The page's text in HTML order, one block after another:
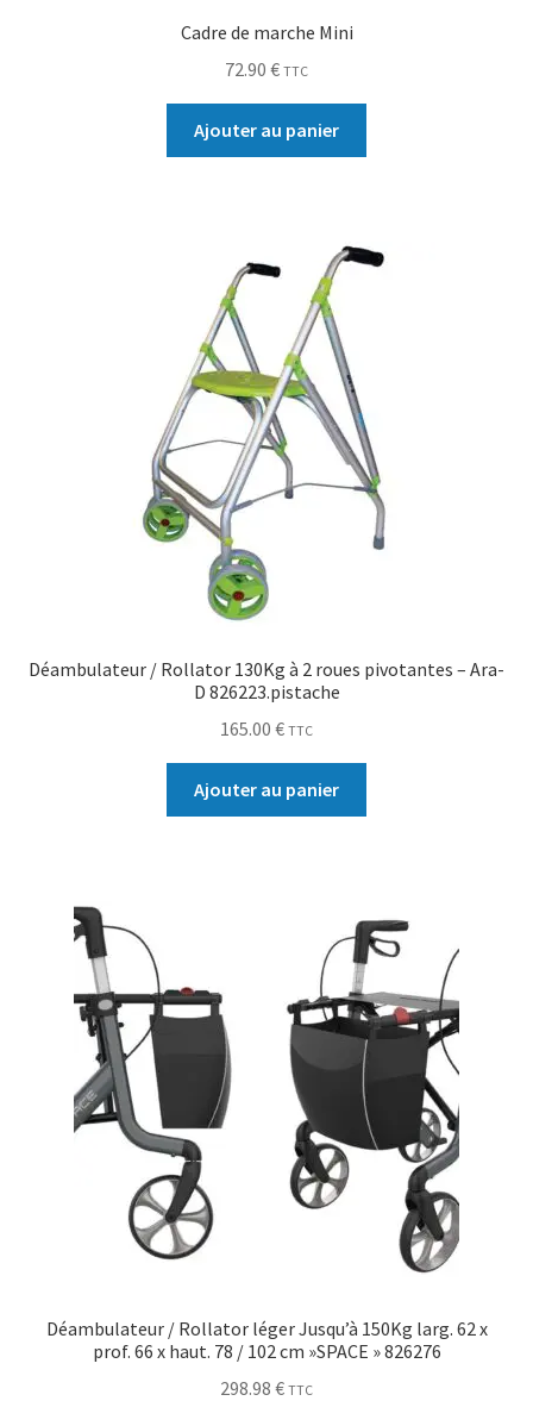
Cadre de marche Mini
72.90 € TTC
Ajouter au panier
Déambulateur / Rollator 130Kg à 2 roues pivotantes – Ara-
D 826223.pistache
165.00 € TTC
Ajouter au panier
Déambulateur / Rollator léger Jusqu’à 150Kg larg. 62 x
prof. 66 x haut. 78 / 102 cm »SPACE » 826276
298.98 € TTC